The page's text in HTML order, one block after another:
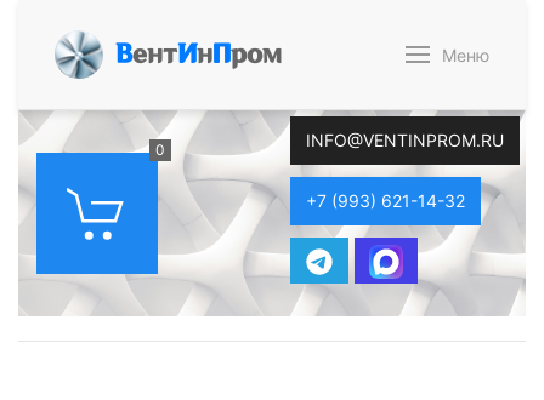
ВентИнПром Меню
0 INFO@VENTINPROM.RU
+7 (993) 621-14-32